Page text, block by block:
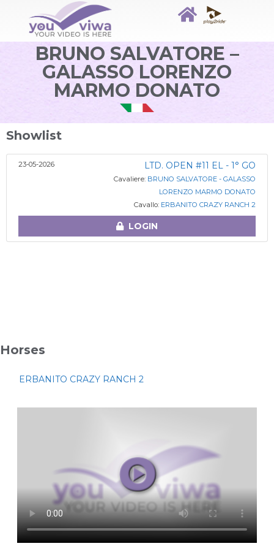
BRUNO SALVATORE –
GALASSO LORENZO
MARMO DONATO
Showlist
23-05-2026 LTD. OPEN #11 EL - 1° GO
Cavaliere: BRUNO SALVATORE - GALASSO
LORENZO MARMO DONATO
Cavallo: ERBANITO CRAZY RANCH 2
LOGIN
Horses
ERBANITO CRAZY RANCH 2